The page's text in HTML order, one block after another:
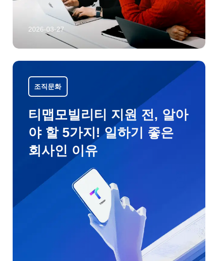
2026-03-27
조직문화
티맵모빌리티 지원 전, 알아
야 할 5가지! 일하기 좋은
회사인 이유